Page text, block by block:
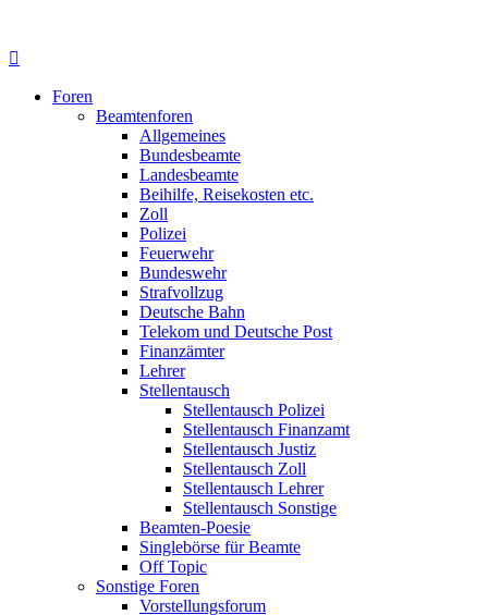
Foren
Beamtenforen
Allgemeines
Bundesbeamte
Landesbeamte
Beihilfe, Reisekosten etc.
Zoll
Polizei
Feuerwehr
Bundeswehr
Strafvollzug
Deutsche Bahn
Telekom und Deutsche Post
Finanzämter
Lehrer
Stellentausch
Stellentausch Polizei
Stellentausch Finanzamt
Stellentausch Justiz
Stellentausch Zoll
Stellentausch Lehrer
Stellentausch Sonstige
Beamten-Poesie
Singlebörse für Beamte
Off Topic
Sonstige Foren
Vorstellungsforum